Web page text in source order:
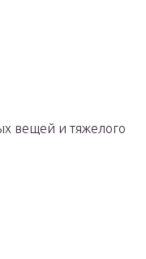
вещей и тяжелого